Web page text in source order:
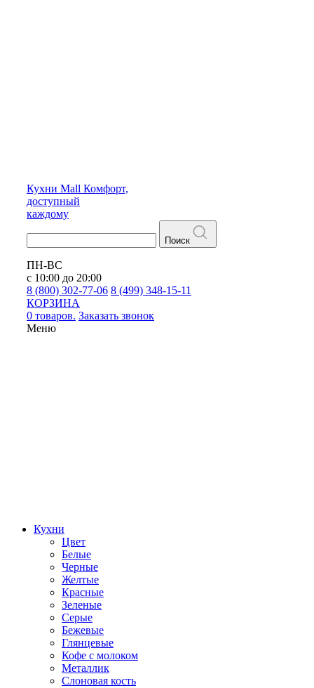
Кухни Mall Комфорт,
доступный
каждому
Поиск
ПН-ВС
с 10:00 до 20:00
8 (800) 302-77-06 8 (499) 348-15-11
КОРЗИНА
0 товаров. Заказать звонок
Меню
Кухни
Цвет
Белые
Черные
Желтые
Красные
Зеленые
Серые
Бежевые
Глянцевые
Кофе с молоком
Металлик
Слоновая кость